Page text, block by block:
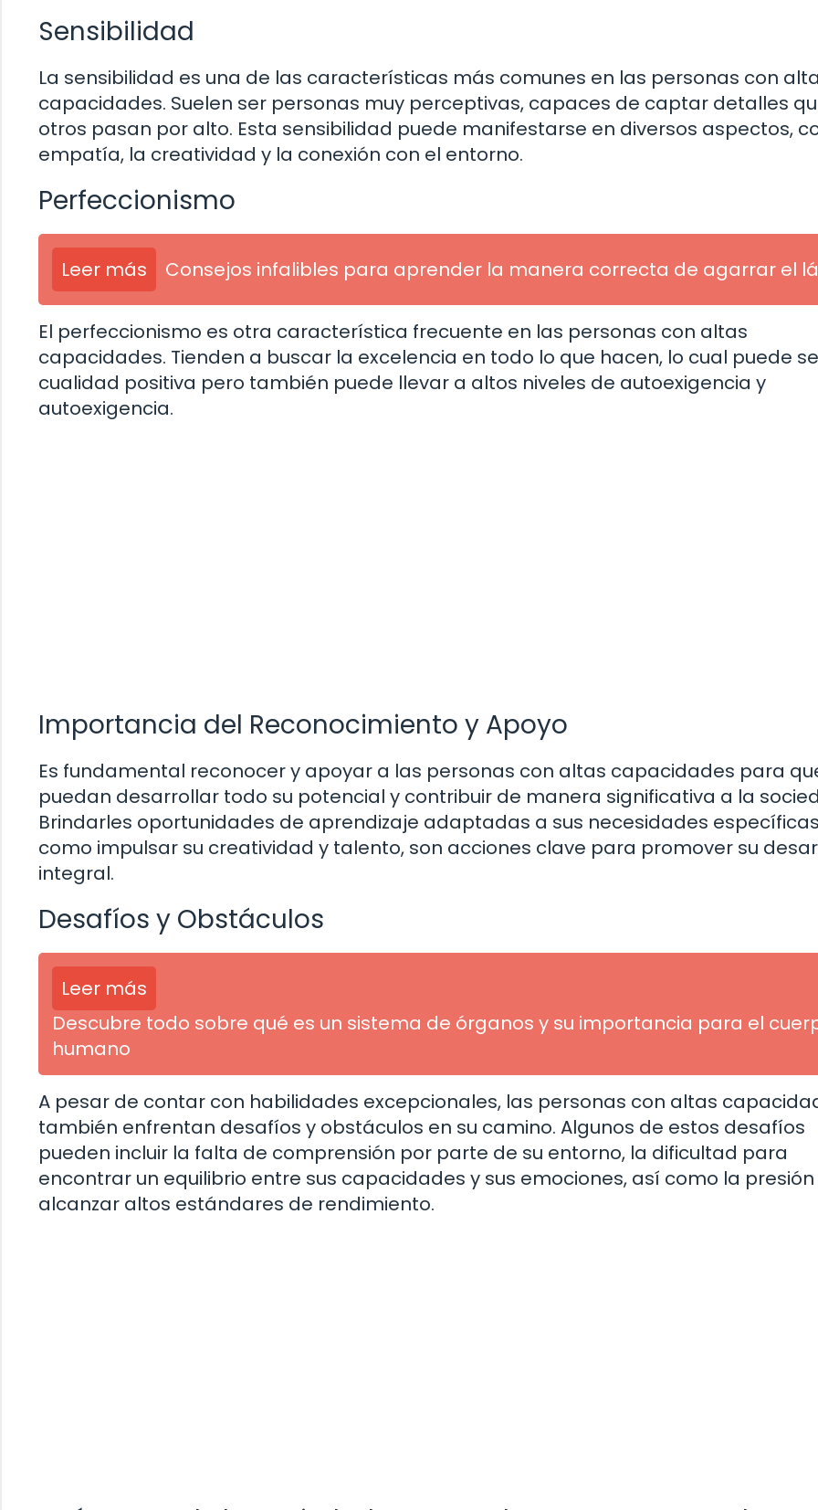
Sensibilidad
La sensibilidad es una de las características más comunes en las personas con
capacidades. Suelen ser personas muy perceptivas, capaces de captar detalles
otros pasan por alto. Esta sensibilidad puede manifestarse en diversos aspectos,
empatía, la creatividad y la conexión con el entorno.
Perfeccionismo
Leer más Consejos infalibles para aprender la manera correcta de agarrar el
El perfeccionismo es otra característica frecuente en las personas con altas
capacidades. Tienden a buscar la excelencia en todo lo que hacen, lo cual puede
cualidad positiva pero también puede llevar a altos niveles de autoexigencia y
autoexigencia.
Importancia del Reconocimiento y Apoyo
Es fundamental reconocer y apoyar a las personas con altas capacidades para
puedan desarrollar todo su potencial y contribuir de manera significativa a la
Brindarles oportunidades de aprendizaje adaptadas a sus necesidades
como impulsar su creatividad y talento, son acciones clave para promover su
integral.
Desafíos y Obstáculos
Leer más
Descubre todo sobre qué es un sistema de órganos y su importancia para el
humano
A pesar de contar con habilidades excepcionales, las personas con altas
también enfrentan desafíos y obstáculos en su camino. Algunos de estos desafíos
pueden incluir la falta de comprensión por parte de su entorno, la dificultad para
encontrar un equilibrio entre sus capacidades y sus emociones, así como la
alcanzar altos estándares de rendimiento.